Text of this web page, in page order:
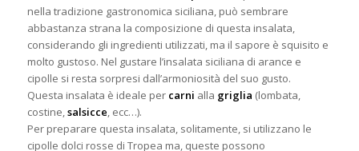
nella tradizione gastronomica siciliana, può sembrare
abbastanza strana la composizione di questa insalata,
considerando gli ingredienti utilizzati, ma il sapore è squisito e
molto gustoso. Nel gustare l’insalata siciliana di arance e
cipolle si resta sorpresi dall’armoniosità del suo gusto.
Questa insalata è ideale per carni alla griglia (lombata,
costine,salsicce, ecc…).
Per preparare questa insalata, solitamente, si utilizzano le
cipolle dolci rosse di Tropea ma, queste possono